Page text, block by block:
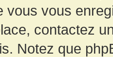
vous vous
contactez
Notez que